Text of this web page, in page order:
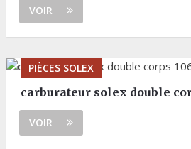
VOIR
PIÈCES SOLEX
carburateur solex double
VOIR